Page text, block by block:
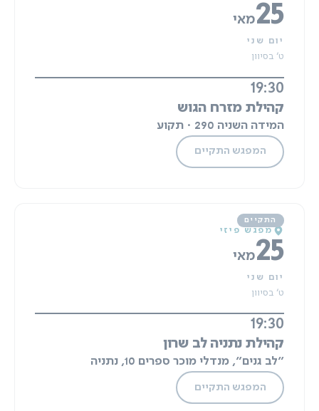
25מאי
יום שני
ט' בסיוון
19:30
קהילת מזרח הגוש
המידה השניה 290 · תקוע
המפגש התקיים
מפגש פיזי
25מאי
יום שני
ט' בסיוון
19:30
קהילת נתניה לב שרון
"לב גנים", מנדלי מוכר ספרים 10, נתניה
המפגש התקיים